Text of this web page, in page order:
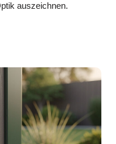
auszeichnen.